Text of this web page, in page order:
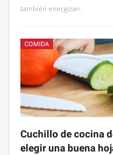
también energizan.
COMIDA
Cuchillo de cocina
elegir una buena